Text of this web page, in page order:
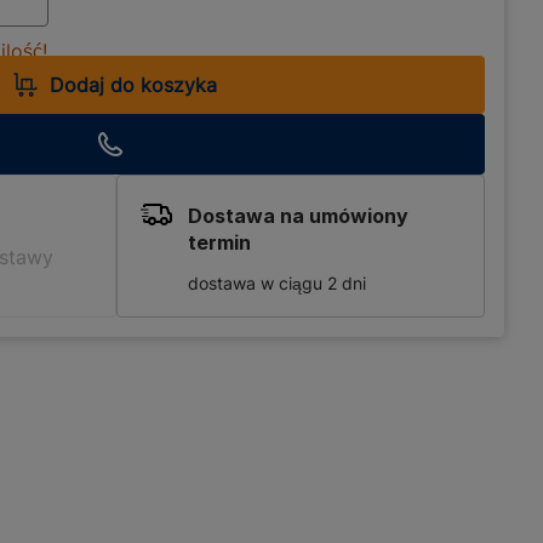
Dodaj do koszyka
Dostawa na umówiony
termin
dostawa w ciągu 2 dni
Twoje podejście do